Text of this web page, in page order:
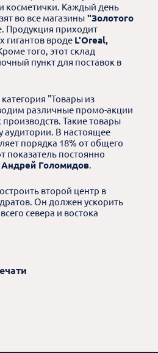
косметички. Каждый день
во все магазины "Золотого
Продукция приходит
вроде L'Orеal,
того, этот склад
пункт для поставок в
"Товары из
различные промо-акции
Такие товары
аудитории. В настоящее
порядка 18% от общего
показатель постоянно
Андрей Голомидов.
второй центр в
Он должен ускорить
севера и востока